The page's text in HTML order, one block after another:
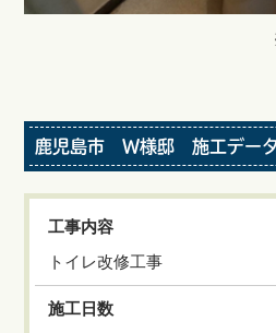
鹿児島市 W様邸 施工データ
工事内容
トイレ改修工事
施工日数